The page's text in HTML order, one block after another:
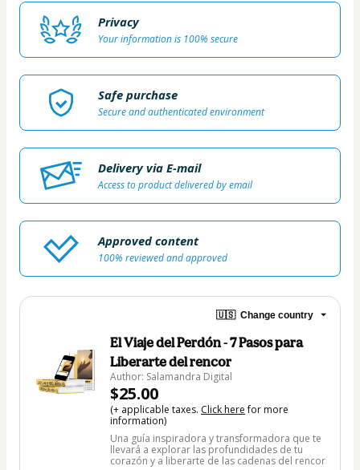
Privacy
Your information is 100% secure
Safe purchase
Secure and authenticated environment
Delivery via E-mail
Access to product delivered by email
Approved content
100% reviewed and approved
🇺🇸 Change country
El Viaje del Perdón - 7 Pasos para
Liberarte del rencor
Author: Salamandra Digital
$25.00
(+ applicable taxes. Click herefor more
information)
Una guía inspiradora y transformadora que te
llevará a explorar las profundidades de tu
corazón y a liberarte de las cadenas del rencor